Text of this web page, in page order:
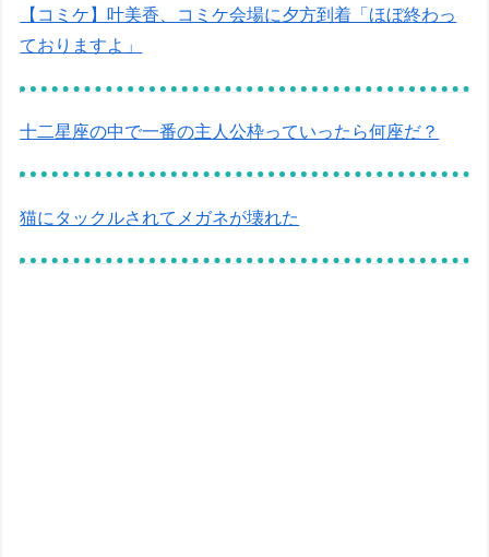
【コミケ】叶美香、コミケ会場に夕方到着「ほぼ終わっ
ておりますよ」
十二星座の中で一番の主人公枠っていったら何座だ？
猫にタックルされてメガネが壊れた